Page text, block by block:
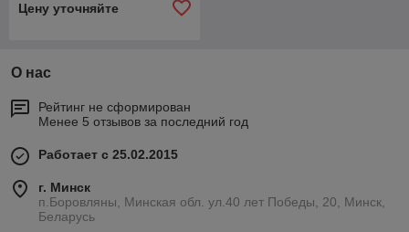
Цену уточняйте
О нас
Рейтинг не сформирован
Менее 5 отзывов за последний год
Работает с 25.02.2015
г. Минск
п.Боровляны, Минская обл. ул.40 лет Победы, 20, Минск,
Беларусь